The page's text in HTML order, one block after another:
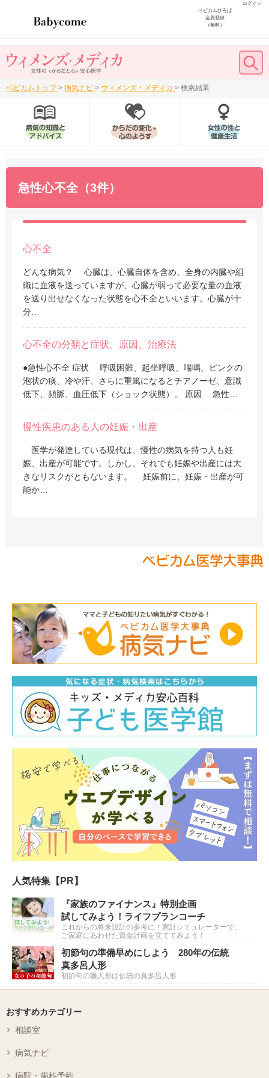
ログイン
ベビカムひろば
会員登録
（無料）
ベビカムトップ > 病気ナビ > ウィメンズ・メディカ > 検索結果
急性心不全（3件）
心不全
どんな病気？ 心臓は、心臓自体を含め、全身の内臓や組
織に血液を送っていますが、心臓が弱って必要な量の血液
を送り出せなくなった状態を心不全といいます。心臓が十
分…
心不全の分類と症状、原因、治療法
●急性心不全 症状 呼吸困難、起坐呼吸、喘鳴、ピンクの
泡状の痰、冷や汗、さらに重篤になるとチアノーゼ、意識
低下、頻脈、血圧低下（ショック状態）。 原因 急性…
慢性疾患のある人の妊娠・出産
医学が発達している現代は、慢性の病気を持つ人も妊
娠、出産が可能です。しかし、それでも妊娠や出産には大
きなリスクがともないます。 妊娠前に、妊娠・出産が可
能か…
人気特集【PR】
『家族のファイナンス』特別企画
試してみよう！ライフプランコーチ
これからの将来設計の参考に！家計シミュレーターで、
ご家庭にあわせた資金計画を立ててみよう！
初節句の準備早めにしよう 280年の伝統
真多呂人形
初節句の雛人形は伝統の真多呂人形
おすすめカテゴリー
相談室
病気ナビ
病院・歯科予約